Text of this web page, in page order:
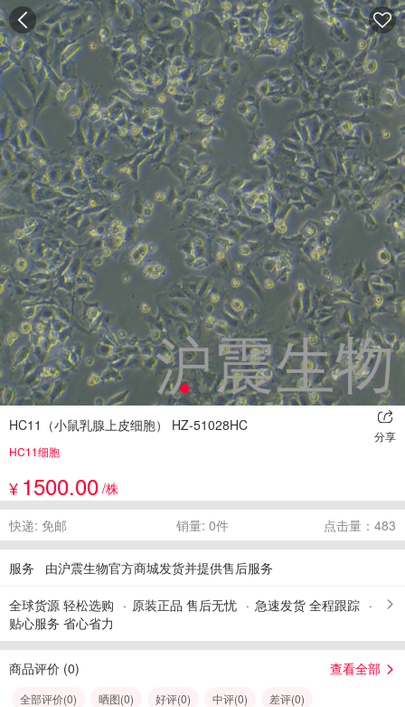
HC11（小鼠乳腺上皮细胞） HZ-51028HC
分享
HC11细胞
¥ 1500.00 /株
快递: 免邮 销量: 0件 点击量：483
服务 由沪震生物官方商城发货并提供售后服务
全球货源 轻松选购 原装正品 售后无忧
急速发货 全程跟踪
贴心服务 省心省力
商品评价 (0) 查看全部
全部评价(0) 晒图(0) 好评(0) 中评(0) 差评(0)